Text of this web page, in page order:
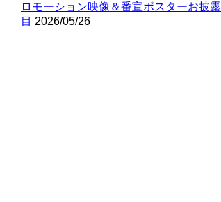
ロモーション映像＆番宣ポスターお披露
目 2026/05/26